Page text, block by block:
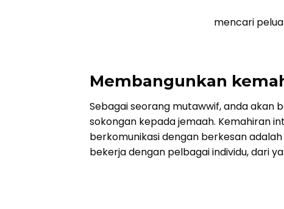
mencari
Membangunkan
Sebagai seorang mutawwif, anda
sokongan kepada jemaah. Kemahiran
berkomunikasi dengan berkesan
bekerja dengan pelbagai individu, dari